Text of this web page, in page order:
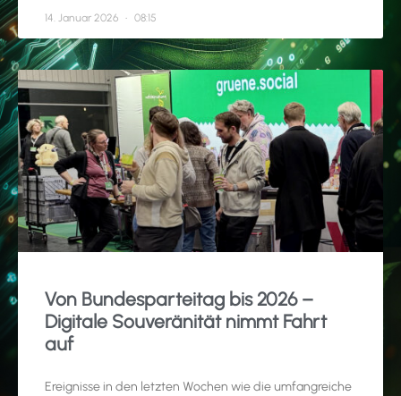
14. Januar 2026 08:15
Von Bundesparteitag bis 2026 –
Digitale Souveränität nimmt Fahrt
auf
Ereignisse in den letzten Wochen wie die umfangreiche